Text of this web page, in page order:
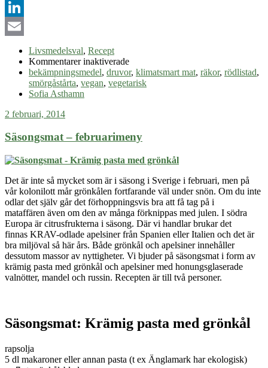
Pinterest
LinkedIn
Livsmedelsval, Recept
Kommentarer inaktiveradeför
Vegetarisk
smörgåstårta
bekämpningsmedel, druvor, klimatsmart mat, räkor, rödlistad,
smörgåstårta, vegan, vegetarisk
Sofia Asthamn
2 februari, 2014
Säsongsmat – februarimeny
Det är inte så mycket som är i säsong i Sverige i februari, men på
vår kolonilott mår grönkålen fortfarande väl under snön. Om du inte
odlar det själv går det förhoppningsvis bra att få tag på i
mataffären även om den av många förknippas med julen. I södra
Europa är citrusfrukterna i säsong. Där vi handlar brukar det
finnas KRAV-odlade apelsiner från Spanien eller Italien och det är
bra miljöval så här års. Både grönkål och apelsiner innehåller
dessutom massor av nyttigheter. Vi bjuder på säsongsmat i form av
krämig pasta med grönkål och apelsiner med honungsglaserade
valnötter, mandel och russin. Recepten är till två personer.
Säsongsmat: Krämig pasta med grönkål
rapsolja
5 dl makaroner eller annan pasta (t ex Änglamark har ekologisk)